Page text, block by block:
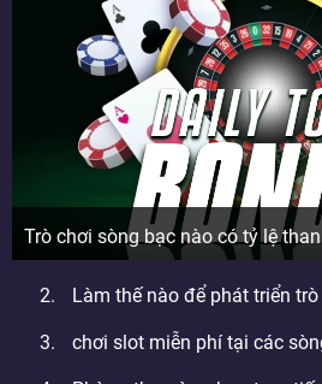
Trò chơi sòng bạc nào có tỷ lệ
Làm thế nào để phát triển
chơi slot miễn phí tại các